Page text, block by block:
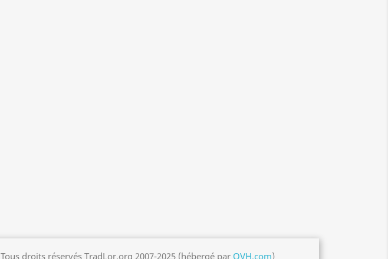
Tous droits réservés TradLor.org 2007-2025 (hébergé par OVH.com)